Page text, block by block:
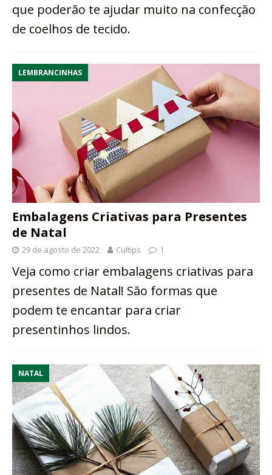
que poderão te ajudar muito na confecção
de coelhos de tecido.
LEMBRANCINHAS
Embalagens Criativas para Presentes
de Natal
29 de agosto de 2022 Cultips 1
Veja como criar embalagens criativas para
presentes de Natal! São formas que
podem te encantar para criar
presentinhos lindos.
NATAL